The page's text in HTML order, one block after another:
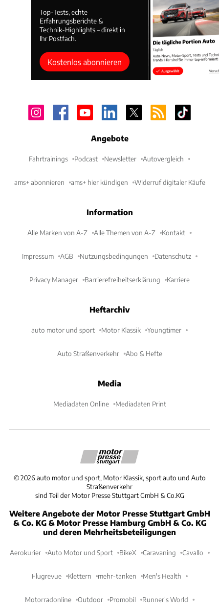
Top-Tests, echte
Erfahrungsberichte &
Technik-Highlights – direkt in
Ihr Postfach.
Kostenlos abonnieren
Angebote
Fahrtrainings Podcast Newsletter Autovergleich
ams+ abonnieren ams+ hier kündigen Widerruf digitaler Käufe
Information
Alle Marken von A-Z Alle Themen von A-Z Kontakt
Impressum AGB Nutzungsbedingungen Datenschutz
Privacy Manager Barrierefreiheitserklärung Karriere
Heftarchiv
auto motor und sport Motor Klassik Youngtimer
Auto Straßenverkehr Abo & Hefte
Media
Mediadaten Online Mediadaten Print
©2026 auto motor und sport, Motor Klassik, sport auto und Auto
Straßenverkehr
sind Teil der Motor Presse Stuttgart GmbH & Co.KG
Weitere Angebote der Motor Presse Stuttgart GmbH
& Co. KG & Motor Presse Hamburg GmbH & Co. KG
und deren Mehrheitsbeteiligungen
Aerokurier Auto Motor und Sport BikeX Caravaning Cavallo
Flugrevue Klettern mehr-tanken Men's Health
Motorradonline Outdoor Promobil Runner's World